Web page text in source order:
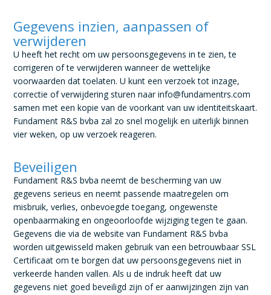
Gegevens inzien, aanpassen of
verwijderen
U heeft het recht om uw persoonsgegevens in te zien, te
corrigeren of te verwijderen wanneer de wettelijke
voorwaarden dat toelaten. U kunt een verzoek tot inzage,
correctie of verwijdering sturen naar info@fundamentrs.com
samen met een kopie van de voorkant van uw identiteitskaart.
Fundament R&S bvba zal zo snel mogelijk en uiterlijk binnen
vier weken, op uw verzoek reageren.
Beveiligen
Fundament R&S bvba neemt de bescherming van uw
gegevens serieus en neemt passende maatregelen om
misbruik, verlies, onbevoegde toegang, ongewenste
openbaarmaking en ongeoorloofde wijziging tegen te gaan.
Gegevens die via de website van Fundament R&S bvba
worden uitgewisseld maken gebruik van een betrouwbaar SSL
Certificaat om te borgen dat uw persoonsgegevens niet in
verkeerde handen vallen. Als u de indruk heeft dat uw
gegevens niet goed beveiligd zijn of er aanwijzingen zijn van